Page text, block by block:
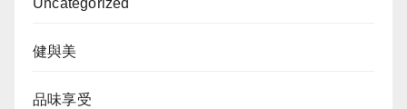
Uncategorized
健與美
品味享受